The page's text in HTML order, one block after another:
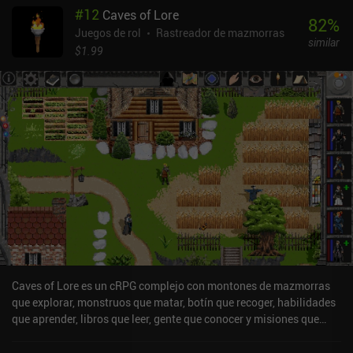
cantidad de daño posible?". La supervivencia también depende en
gran medida del uso de objetos. Y, por suerte, se nos anima a
usarlos en lugar de guardarlos por dos razones. En primer lugar,
armaduras y pergaminos. Y en segundo lugar, el espacio de
nuestro inventario es muy limitado. En Ananias no existe la
mecánica de "pasar hambre", y tampoco tenemos que identificar
los objetos antes de poder usarlos, por lo que no tenemos que
preocuparnos por las maldiciones. Sin embargo, nuestra
armadura se degrada con el tiempo, pero incluso esto se puede
desactivar en los ajustes. Ananias Fellowship Edition es un juego
premium que cuesta 3,99 $ en Android y 4,99 $ en iOS. En Android,
también hay una edición gratuita para que puedas probarlo antes
de comprar el juego completo. Merece la pena probarlo si te
gustan los roguelikes clásicos con un toque desenfadado.
#12 Caves of Lore
Juegos de rol
Rastreador de mazmorras
$1.99
82%
similar
Caves of Lore es un cRPG complejo con montones de mazmorras
que explorar, monstruos que matar, botín que recoger, habilidades
que aprender, libros que leer, gente que conocer y misiones que